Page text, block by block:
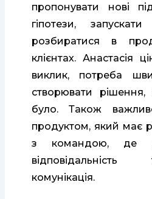
пропонувати нові
гіпотези,
розбиратися в
клієнтах. Анастасія
виклик, потреба
створювати
було. Також
продуктом, який має
з командою, де є
комунікація.